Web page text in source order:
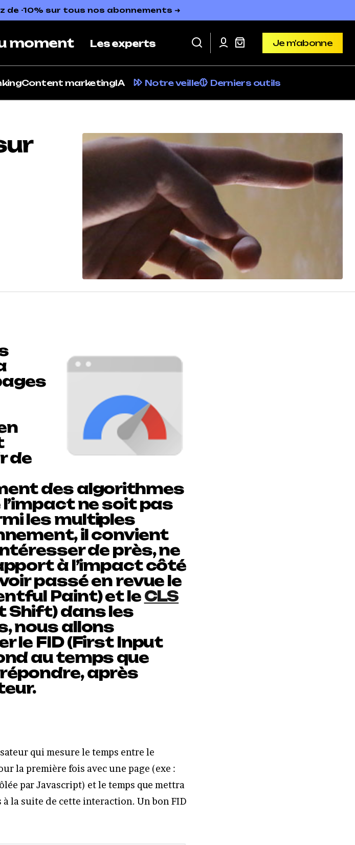
de -10% sur tous nos abonnements ➜
moment Les experts
Je m'abonne
Content marketingIA Notre veille Derniers outils
de
des algorithmes
l’impact ne soit pas
les multiples
il convient
de près, ne
à l’impact côté
passé en revue le
Paint) et leCLS
Shift) dans les
nous allons
le FID (First Input
au temps que
après
qui mesure le temps entre le
la première fois avec une page (exe :
par Javascript) et le temps que mettra
la suite de cette interaction. Un bon FID